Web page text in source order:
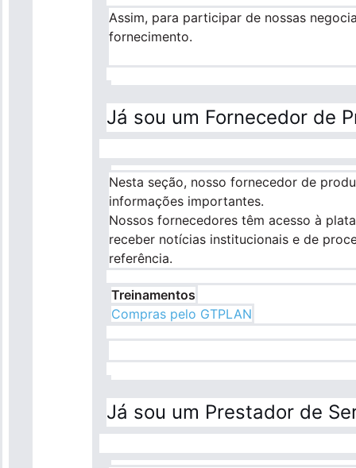
Assim, para participar de nossas
fornecimento.
Já sou um Fornecedor de
Nesta seção, nosso fornecedor de
informações importantes.
Nossos fornecedores têm acesso à
receber notícias institucionais e de
referência.
Treinamentos
Compras pelo GTPLAN
Já sou um Prestador de